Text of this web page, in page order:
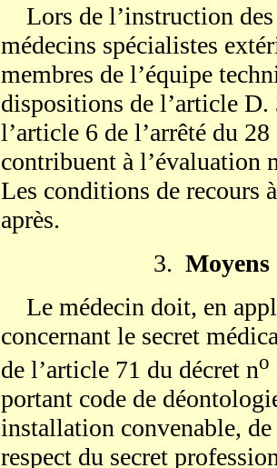
Lors de l’instruction des
médecins spécialistes
membres de l’équipe
dispositions de l’article
l’article 6 de l’arrêté du
contribuent à l’évaluation
Les conditions de recours
après.
3.
Le médecin doit, en
concernant le secret
de l’article 71 du décret no
portant code de
installation convenable,
respect du secret